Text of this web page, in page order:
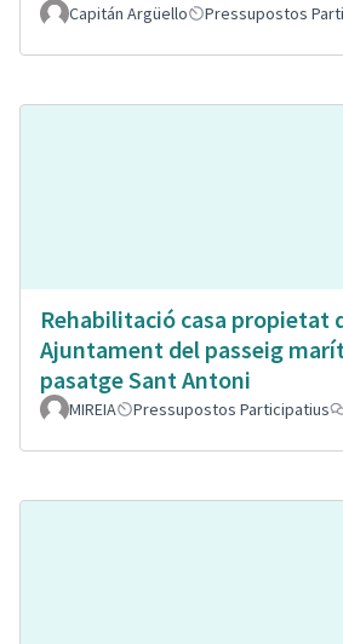
Capitán Argüello Pressupostos
Rehabilitació casa propietat
Ajuntament del passeig
pasatge Sant Antoni
MIREIA Pressupostos Participatius